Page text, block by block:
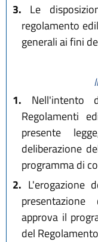
3. Le
regolamento
generali ai fini
1. Nell'intento
Regolamenti
presente
deliberazione
programma di
2. L'erogazione
approva il
del